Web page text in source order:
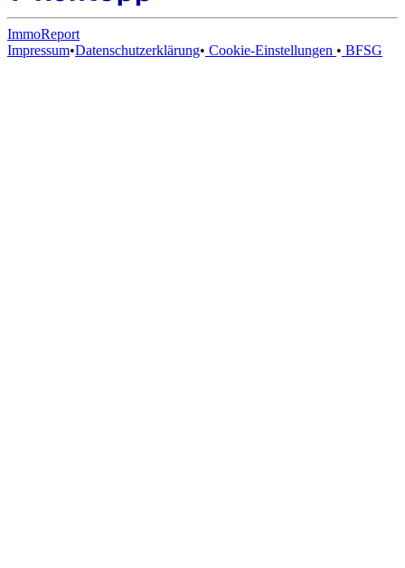
ImmoReport
Impressum•Datenschutzerklärung• Cookie-Einstellungen • BFSG